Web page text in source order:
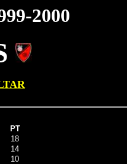
2000
PT
18
14
10